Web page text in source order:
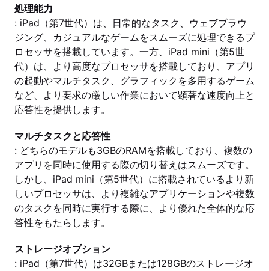
処理能力
: iPad（第7世代）は、日常的なタスク、ウェブブラウ
ジング、カジュアルなゲームをスムーズに処理できるプ
ロセッサを搭載しています。一方、iPad mini（第5世
代）は、より高度なプロセッサを搭載しており、アプリ
の起動やマルチタスク、グラフィックを多用するゲーム
など、より要求の厳しい作業において顕著な速度向上と
応答性を提供します。
マルチタスクと応答性
: どちらのモデルも3GBのRAMを搭載しており、複数の
アプリを同時に使用する際の切り替えはスムーズです。
しかし、iPad mini（第5世代）に搭載されているより新
しいプロセッサは、より複雑なアプリケーションや複数
のタスクを同時に実行する際に、より優れた全体的な応
答性をもたらします。
ストレージオプション
: iPad（第7世代）は32GBまたは128GBのストレージオ